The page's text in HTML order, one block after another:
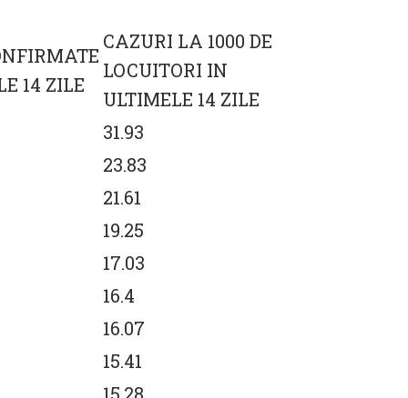
14 ZILE
CAZURI LA 1000 DE
LOCUITORI IN
ULTIMELE 14 ZILE
31.93
23.83
21.61
19.25
17.03
16.4
16.07
15.41